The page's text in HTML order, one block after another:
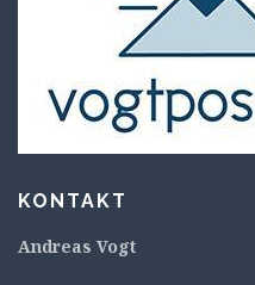
KONTAKT
Andreas Vogt